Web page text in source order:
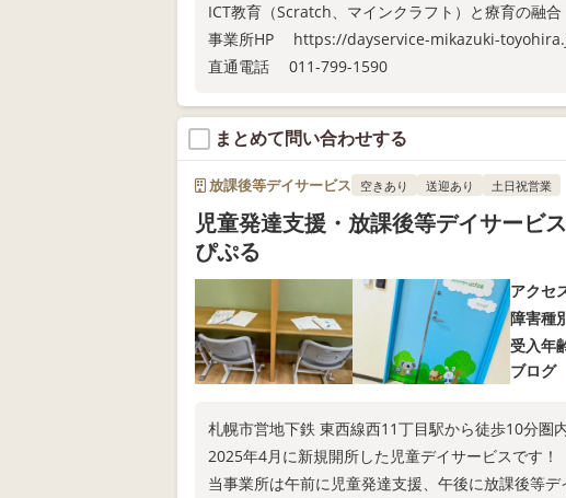
ICT教育（Scratch、マインクラフト）と療育の融合
事業所HP https://dayservice-mikazuki-
直通電話 011-799-1590
まとめて問い合わせする
放課後等デイサービス 空きあり 送迎あり 土日祝営業
児童発達支援・放課後等デイサービ
ぴぷる
アクセ
障害種
受入年
ブログ
札幌市営地下鉄 東西線西11丁目駅から徒歩10分圏
2025年4月に新規開所した児童デイサービスです！
当事業所は午前に児童発達支援、午後に放課後等デ